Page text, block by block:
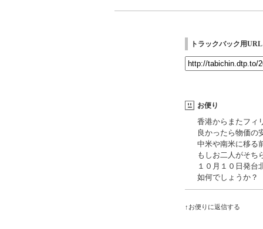
トラックバック用URL
お便り
香港からまたフィ
良かったら物価の
中米や南米に移る
もしお二人がそち
１０月１０日発台
如何でしょうか？
↑お便りに返信する